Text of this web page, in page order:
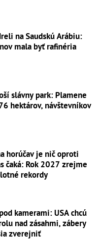
na Saudskú Arábiu:
mala byť rafinéria
slávny park: Plamene
hektárov, návštevníkov
horúčav je nič oproti
čaká: Rok 2027 zrejme
rekordy
kamerami: USA chcú
nad zásahmi, zábery
zverejniť